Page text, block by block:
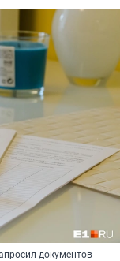
документов